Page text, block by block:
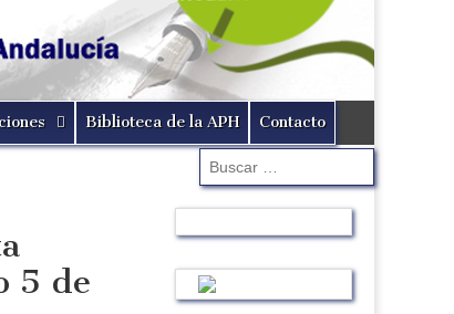
Biblioteca de la APH Contacto
Buscar:
5 de